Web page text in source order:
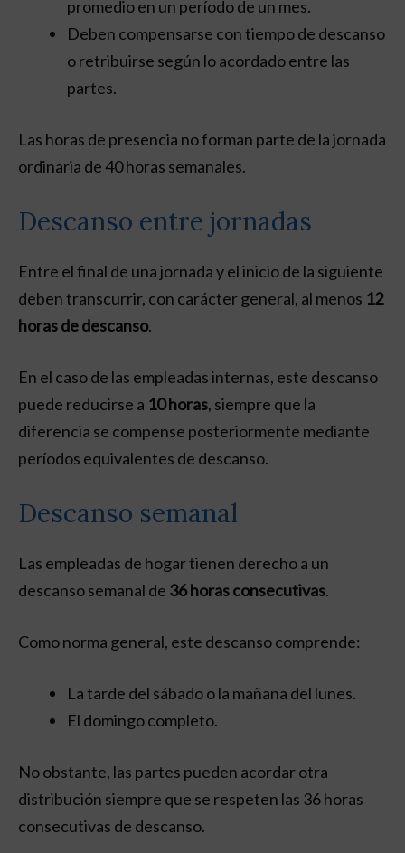
promedio en un período de un mes.
Deben compensarse con tiempo de descanso
o retribuirse según lo acordado entre las
partes.
Las horas de presencia no forman parte de la jornada
ordinaria de 40 horas semanales.
Descanso entre jornadas
Entre el final de una jornada y el inicio de la siguiente
deben transcurrir, con carácter general, al menos 12
horas de descanso.
En el caso de las empleadas internas, este descanso
puede reducirse a 10 horas, siempre que la
diferencia se compense posteriormente mediante
períodos equivalentes de descanso.
Descanso semanal
Las empleadas de hogar tienen derecho a un
descanso semanal de 36 horas consecutivas.
Como norma general, este descanso comprende:
La tarde del sábado o la mañana del lunes.
El domingo completo.
No obstante, las partes pueden acordar otra
distribución siempre que se respeten las 36 horas
consecutivas de descanso.